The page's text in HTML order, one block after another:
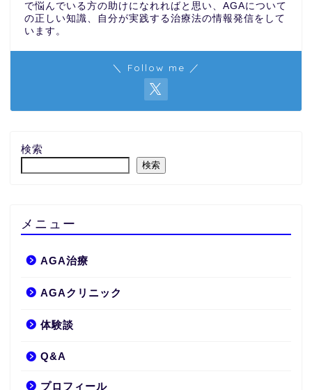
で悩んでいる方の助けになれればと思い、AGAについて
の正しい知識、自分が実践する治療法の情報発信をして
います。
＼ Follow me ／
検索
検索
メニュー
AGA治療
AGAクリニック
体験談
Q&A
プロフィール